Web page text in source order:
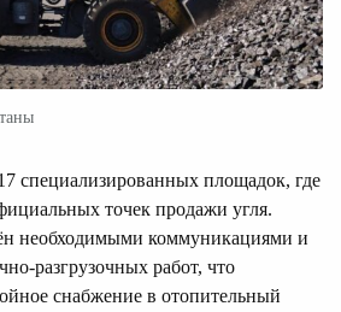
специализированных площадок, где
точек продажи угля.
необходимыми коммуникациями и
разгрузочных работ, что
снабжение в отопительный